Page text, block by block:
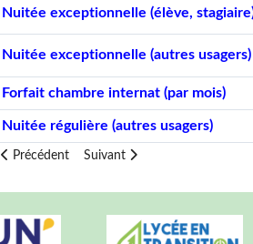
Nuitée exceptionnelle (élève,
Nuitée exceptionnelle (autres usagers)
Forfait chambre internat (par mois)
Nuitée régulière (autres usagers)
Article précédent : ANNEXE 2 : REMISES
Précédent Article suivant : Accueil
Suivant